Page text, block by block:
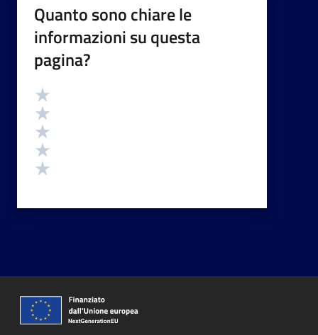
Quanto sono chiare le
informazioni su questa
pagina?
Valutazione